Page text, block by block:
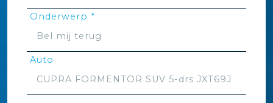
Onderwerp *
Auto